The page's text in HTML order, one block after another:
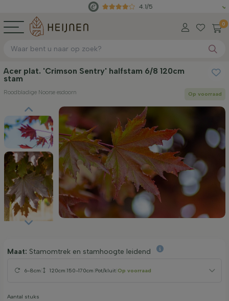
4.1/5
0
Acer plat. 'Crimson Sentry' halfstam 6/8 120cm
stam
Roodbladige Noorse esdoorn Op voorraad
Maat: Stamomtrek en stamhoogte leidend
6-8cm 120cm 150-170cm Pot/kluit Op voorraad
Aantal stuks